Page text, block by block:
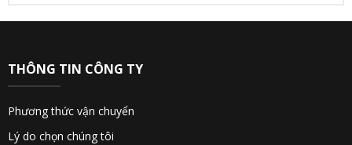
THÔNG TIN CÔNG TY
Phương thức vận chuyển
Lý do chọn chúng tôi